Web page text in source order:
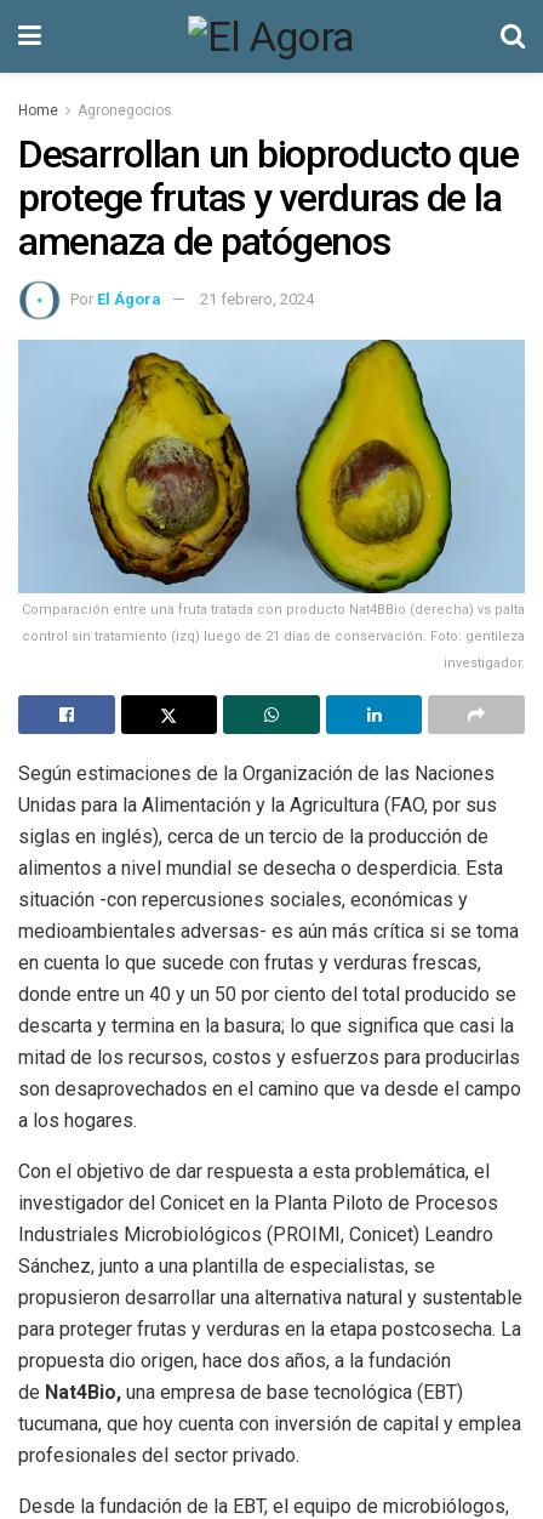
Home Agronegocios
Desarrollan un bioproducto que
protege frutas y verduras de la
amenaza de patógenos
Por El Ágora 21 febrero, 2024
Comparación entre una fruta tratada con producto Nat4BBio (derecha) vs palta
control sin tratamiento (izq) luego de 21 días de conservación. Foto: gentileza
investigador.
Según estimaciones de la Organización de las Naciones
Unidas para la Alimentación y la Agricultura (FAO, por sus
siglas en inglés), cerca de un tercio de la producción de
alimentos a nivel mundial se desecha o desperdicia. Esta
situación -con repercusiones sociales, económicas y
medioambientales adversas- es aún más crítica si se toma
en cuenta lo que sucede con frutas y verduras frescas,
donde entre un 40 y un 50 por ciento del total producido se
descarta y termina en la basura; lo que significa que casi la
mitad de los recursos, costos y esfuerzos para producirlas
son desaprovechados en el camino que va desde el campo
a los hogares.
Con el objetivo de dar respuesta a esta problemática, el
investigador del Conicet en la Planta Piloto de Procesos
Industriales Microbiológicos (PROIMI, Conicet) Leandro
Sánchez, junto a una plantilla de especialistas, se
propusieron desarrollar una alternativa natural y sustentable
para proteger frutas y verduras en la etapa postcosecha. La
propuesta dio origen, hace dos años, a la fundación
de Nat4Bio, una empresa de base tecnológica (EBT)
tucumana, que hoy cuenta con inversión de capital y emplea
profesionales del sector privado.
Desde la fundación de la EBT, el equipo de microbiólogos,